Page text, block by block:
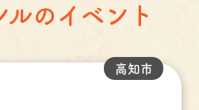
ルのイベント
高知市